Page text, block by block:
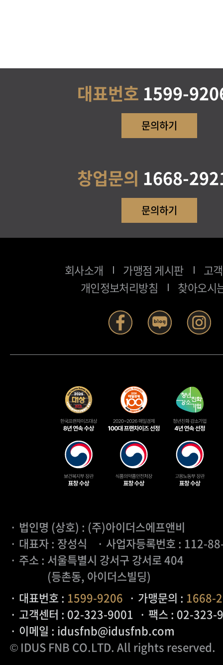
대표번호 1599-
문의하기
창업문의 1668-
문의하기
회사소개 가맹점 게시판
고
개인정보처리방침
찾아오시
· 법인명 (상호) : (주)아이더스에프앤비
· 대표자 : 장성식
· 사업자등록번호 : 112-
· 주소 : 서울특별시 강서구 강서로 404
(등촌동, 아이더스빌딩)
· 대표번호 : 1599-9206 · 가맹문의 : 1668-
· 고객센터 : 02-323-9001 · 팩스 : 02-323-
· 이메일 : idusfnb@idusfnb.com
© IDUS FNB CO.LTD. All rights reserved.